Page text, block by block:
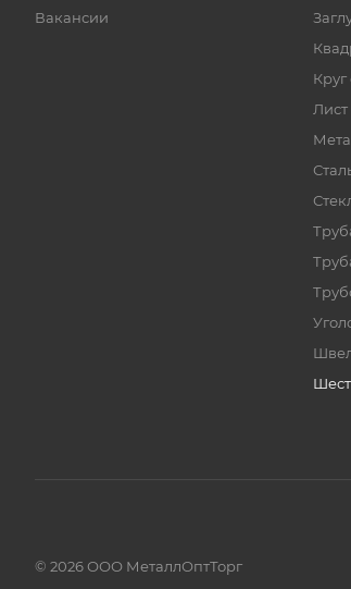
Вакансии
Круг
Лист
© 2026 ООО МеталлОптТорг